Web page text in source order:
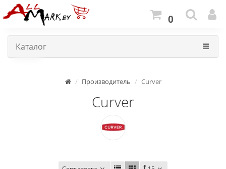
0
Каталог
Производитель Curver
Curver